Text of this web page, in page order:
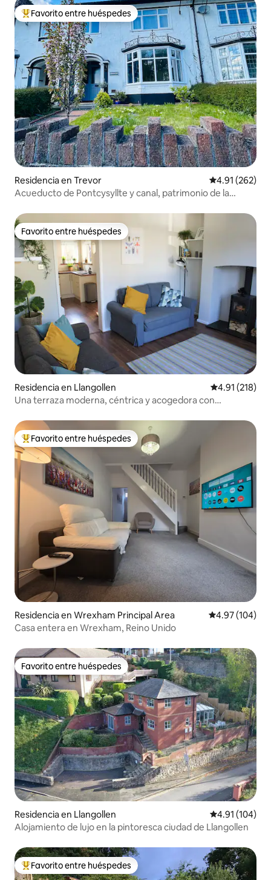
De los mejores en Favorito entre huéspedes
Favorito entre huéspedes
Residencia en Trevor Calificación
4.91 (262)
Acueducto de Pontcysyllte y canal, patrimonio de la
Favorito entre huéspedes
Favorito entre huéspedes
Residencia en Llangollen Calificación
4.91 (218)
Una terraza moderna, céntrica y acogedora con
De los mejores en Favorito entre huéspedes
Favorito entre huéspedes
Residencia en Wrexham Principal Area Calificación
4.97 (104)
Casa entera en Wrexham, Reino Unido
Favorito entre huéspedes
Favorito entre huéspedes
Residencia en Llangollen Calificación
4.91 (104)
Alojamiento de lujo en la pintoresca ciudad de Llangollen
De los mejores en Favorito entre huéspedes
Favorito entre huéspedes